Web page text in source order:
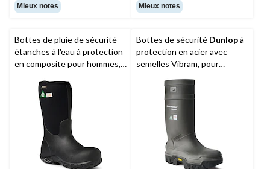
5.Mieux notes
5.Mieux notes
Bottes de pluie de sécurité
étanches à l'eau à protection
en composite pour hommes,
Bottes de sécurité Dunlopà
protection en acier avec
semelles Vibram, pour